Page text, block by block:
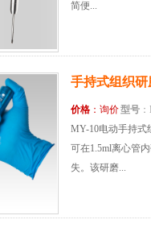
简便...
手持式组织研
价格 ：询价型号：
MY-10电动手持式
可在1.5ml离心管
失。该研磨...